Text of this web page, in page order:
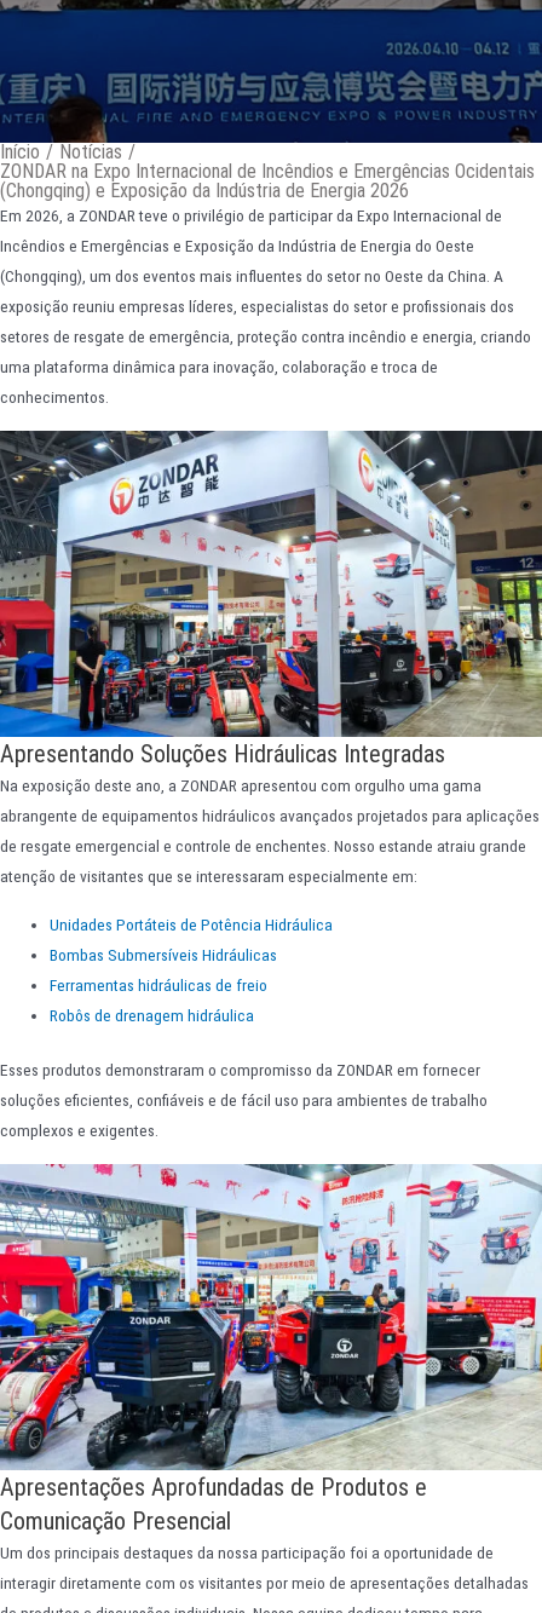
Início / Notícias /
ZONDAR na Expo Internacional de Incêndios e Emergências Ocidentais
(Chongqing) e Exposição da Indústria de Energia 2026
Em 2026, a ZONDAR teve o privilégio de participar da Expo Internacional de
Incêndios e Emergências e Exposição da Indústria de Energia do Oeste
(Chongqing), um dos eventos mais influentes do setor no Oeste da China. A
exposição reuniu empresas líderes, especialistas do setor e profissionais dos
setores de resgate de emergência, proteção contra incêndio e energia, criando
uma plataforma dinâmica para inovação, colaboração e troca de
conhecimentos.
Apresentando Soluções Hidráulicas Integradas
Na exposição deste ano, a ZONDAR apresentou com orgulho uma gama
abrangente de equipamentos hidráulicos avançados projetados para aplicações
de resgate emergencial e controle de enchentes. Nosso estande atraiu grande
atenção de visitantes que se interessaram especialmente em:
Unidades Portáteis de Potência Hidráulica
Bombas Submersíveis Hidráulicas
Ferramentas hidráulicas de freio
Robôs de drenagem hidráulica
Esses produtos demonstraram o compromisso da ZONDAR em fornecer
soluções eficientes, confiáveis e de fácil uso para ambientes de trabalho
complexos e exigentes.
Apresentações Aprofundadas de Produtos e
Comunicação Presencial
Um dos principais destaques da nossa participação foi a oportunidade de
interagir diretamente com os visitantes por meio de apresentações detalhadas